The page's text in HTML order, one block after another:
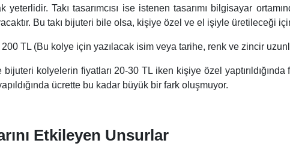
Takı tasarımcısı ise istenen tasarımı bilgisayar
Bu takı bijuteri bile olsa, kişiye özel ve el işiyle üretileceği
200 TL (Bu kolye için yazılacak isim veya tarihe, renk ve zincir
kolyelerin fiyatları 20-30 TL iken kişiye özel
ücrette bu kadar büyük bir fark oluşmuyor.
Etkileyen Unsurlar